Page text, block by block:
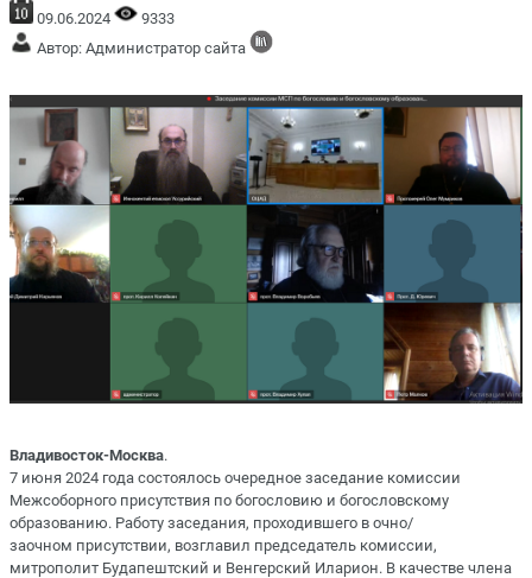
09.06.2024
9333
Автор: Администратор сайта
Владивосток-Москва.
7 июня 2024 года состоялось очередное заседание комиссии
Межсоборного присутствия по богословию и богословскому
образованию. Работу заседания, проходившего в очно/
заочном присутствии, возглавил председатель комиссии,
митрополит Будапештский и Венгерский Иларион. В качестве члена